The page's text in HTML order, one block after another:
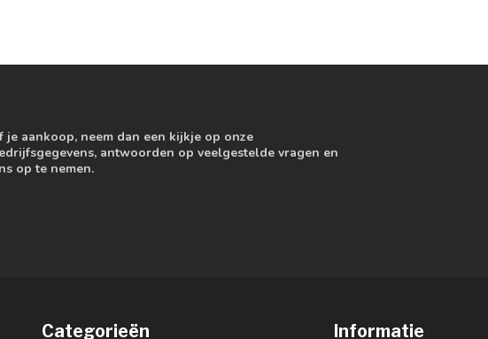
aankoop, neem dan een kijkje op onze
antwoorden op veelgestelde vragen en
op te nemen.
Categorieën Informatie